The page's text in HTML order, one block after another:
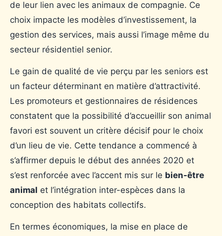
de leur lien avec les animaux de compagnie. Ce
choix impacte les modèles d’investissement, la
gestion des services, mais aussi l’image même du
secteur résidentiel senior.
Le gain de qualité de vie perçu par les seniors est
un facteur déterminant en matière d’attractivité.
Les promoteurs et gestionnaires de résidences
constatent que la possibilité d’accueillir son animal
favori est souvent un critère décisif pour le choix
d’un lieu de vie. Cette tendance a commencé à
s’affirmer depuis le début des années 2020 et
s’est renforcée avec l’accent mis sur le bien-être
animal et l’intégration inter-espèces dans la
conception des habitats collectifs.
En termes économiques, la mise en place de